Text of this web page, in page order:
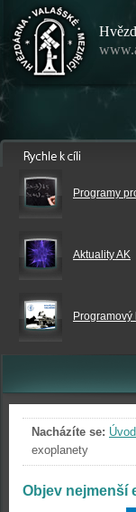
Programy
Aktuality AK
Programový
Nacházíte se:
exoplanety
Objev nejmenší